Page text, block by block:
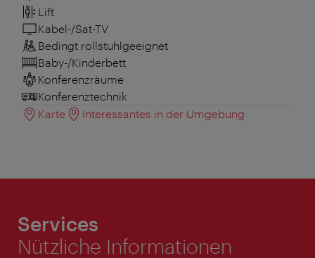
Lift
Kabel-/Sat-TV
Bedingt rollstuhlgeeignet
Baby-/Kinderbett
Konferenzräume
Konferenztechnik
Karte
Interessantes in der Umgebung
Services
Nützliche Informationen